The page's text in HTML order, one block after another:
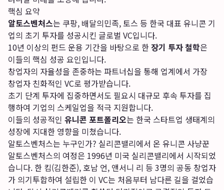
핵심 요약
알토스벤처스는 쿠팡, 배달의민족, 토스 등 한국 대표 유니콘 기
업의 초기 투자를 성공시킨 글로벌 VC입니다.
10년 이상의 펀드 운용 기간을 바탕으로 한장기 투자 철학은
이들의 핵심 성공 요인입니다.
창업자의 자율성을 존중하는 파트너십을 통해 업계에서 가장
창업자 친화적인 VC로 평가받습니다.
초기 단계 투자에 집중하면서도 필요시 대규모 후속 투자를 집
행하여 기업의 스케일업을 적극 지원합니다.
이들의 성공적인 유니콘 포트폴리오는 한국 스타트업 생태계의
성장에 지대한 영향을 미쳤습니다.
알토스벤처스는 누구인가? 실리콘밸리에서 온 유니콘 사냥꾼
알토스벤처스의 여정은 1996년 미국 실리콘밸리에서 시작되었
습니다. 한 킴(김한준), 호남 언, 앤서니 리 등 3명의 공동 창업자
가 의기투합하여 설립한 이 VC는 처음부터 남다른 길을 걸었습